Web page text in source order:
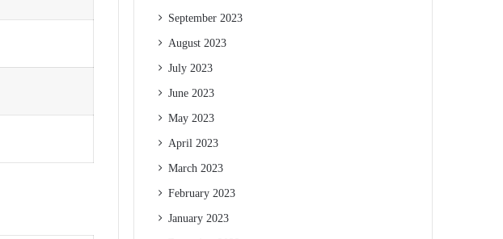
September 2023
August 2023
July 2023
June 2023
May 2023
April 2023
March 2023
February 2023
January 2023